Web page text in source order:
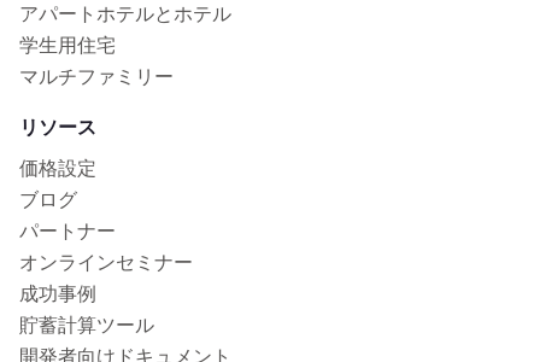
アパートホテルとホテル
学生用住宅
マルチファミリー
リソース
価格設定
ブログ
パートナー
オンラインセミナー
成功事例
貯蓄計算ツール
開発者向けドキュメント